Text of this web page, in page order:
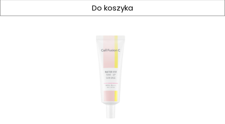
Do koszyka